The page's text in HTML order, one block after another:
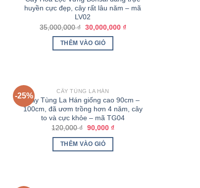
huyền cực đẹp, cây rất lâu năm – mã
LV02
35,000,000₫ 30,000,000 ₫
THÊM VÀO GIỎ
-25%
CÂY TÙNG LA HÁN
Cây Tùng La Hán giống cao 90cm –
100cm, đã ươm trồng hơn 4 năm, cây
to và cực khỏe – mã TG04
120,000₫ 90,000 ₫
THÊM VÀO GIỎ